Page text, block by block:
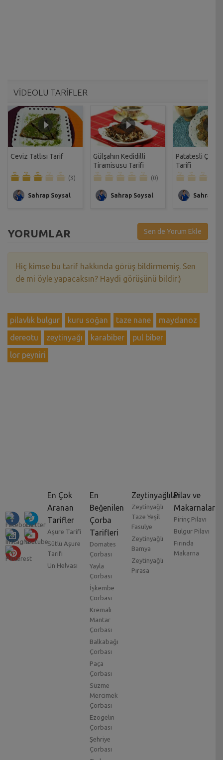
VİDEOLU TARİFLER
Ceviz Tatlısı Tarif
(3)
Sahrap Soysal
Gülşahın Kedidilli
Tiramisusu Tarifi
(0)
Sahrap Soysal
Patatesli Çıtır
Tarifi
Sahrap
YORUMLAR Sen de Yorum Ekle
Hiç kimse bu tarif hakkında görüş bildirmemiş. Sen
de mi öyle yapacaksın? Haydi görüşünü bildir:)
pilavlık bulgur kuru soğan taze nane
maydanoz
dereotu
zeytinyağı karabiber
pul biber
lor peyniri
En Çok
Aranan
Tarifler
Aşure Tarifi
Sütlü Aşure
Tarifi
Un Helvası
En
Beğenilen
Çorba
Tarifleri
Domates
Çorbası
Yayla
Çorbası
İşkembe
Çorbası
Kremalı
Mantar
Çorbası
Balkabağı
Çorbası
Paça
Çorbası
Süzme
Mercimek
Çorbası
Ezogelin
Çorbası
Şehriye
Çorbası
Zeytinyağlılar
Zeytinyağlı
Taze Yeşil
Fasulye
Zeytinyağlı
Bamya
Zeytinyağlı
Pırasa
Pilav ve
Makarnalar
Pirinç Pilavı
Bulgur Pilavı
Fırında
Makarna